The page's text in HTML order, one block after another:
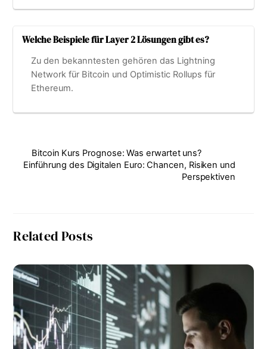
Welche Beispiele für Layer 2 Lösungen gibt es?
Zu den bekanntesten gehören das Lightning
Network für Bitcoin und Optimistic Rollups für
Ethereum.
Bitcoin Kurs Prognose: Was erwartet uns?
Einführung des Digitalen Euro: Chancen, Risiken und
Perspektiven
Related Posts